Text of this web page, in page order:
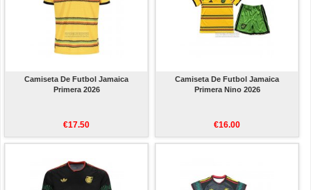
Camiseta De Futbol Jamaica
Primera 2026
€17.50
Camiseta De Futbol Jamaica
Primera Nino 2026
€16.00